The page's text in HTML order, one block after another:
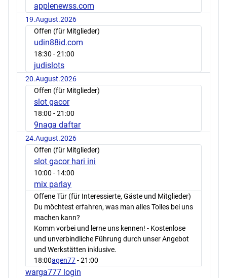
applenewss.com
19.August.2026
Offen (für Mitglieder)
udin88id.com
18:30 - 21:00
judislots
20.August.2026
Offen (für Mitglieder)
slot gacor
18:00 - 21:00
9naga daftar
24.August.2026
Offen (für Mitglieder)
slot gacor hari ini
10:00 - 14:00
mix parlay
Offene Tür (für Interessierte, Gäste und Mitglieder)
Du möchtest erfahren, was man alles Tolles bei uns
machen kann?
Komm vorbei und lerne uns kennen! - Kostenlose
und unverbindliche Führung durch unser Angebot
und Werkstätten inklusive.
18:00agen77- 21:00
warga777 login